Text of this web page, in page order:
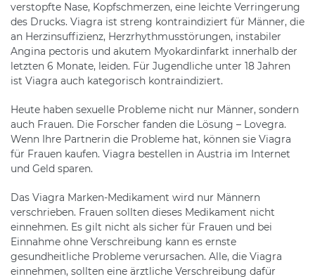
verstopfte Nase, Kopfschmerzen, eine leichte Verringerung
des Drucks. Viagra ist streng kontraindiziert für Männer, die
an Herzinsuffizienz, Herzrhythmusstörungen, instabiler
Angina pectoris und akutem Myokardinfarkt innerhalb der
letzten 6 Monate, leiden. Für Jugendliche unter 18 Jahren
ist Viagra auch kategorisch kontraindiziert.
Heute haben sexuelle Probleme nicht nur Männer, sondern
auch Frauen. Die Forscher fanden die Lösung – Lovegra.
Wenn Ihre Partnerin die Probleme hat, können sie Viagra
für Frauen kaufen. Viagra bestellen in Austria im Internet
und Geld sparen.
Das Viagra Marken-Medikament wird nur Männern
verschrieben. Frauen sollten dieses Medikament nicht
einnehmen. Es gilt nicht als sicher für Frauen und bei
Einnahme ohne Verschreibung kann es ernste
gesundheitliche Probleme verursachen. Alle, die Viagra
einnehmen, sollten eine ärztliche Verschreibung dafür